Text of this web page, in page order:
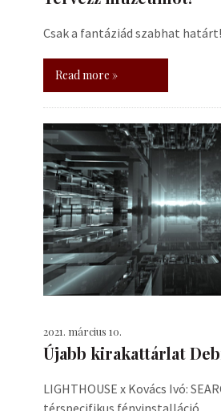
Csak a fantáziád szabhat határt!
Read more »
2021. március 10.
Újabb kirakattárlat
LIGHTHOUSE x Kovács Ivó:
térspecifikus fényinstalláció